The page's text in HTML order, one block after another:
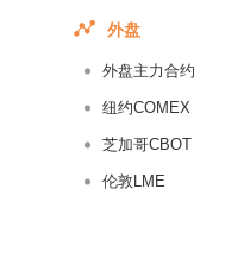
外盘
外盘主力合约
纽约COMEX
芝加哥CBOT
伦敦LME